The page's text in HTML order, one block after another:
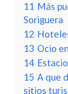
11 Más
Soriguera
12
13 Ocio
14
15 A que
sitios